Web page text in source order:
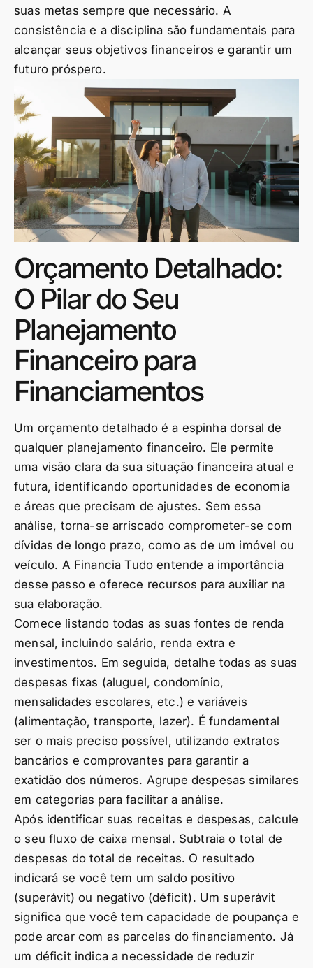
suas metas sempre que necessário. A
consistência e a disciplina são fundamentais para
alcançar seus objetivos financeiros e garantir um
futuro próspero.
Orçamento Detalhado:
O Pilar do Seu
Planejamento
Financeiro para
Financiamentos
Um orçamento detalhado é a espinha dorsal de
qualquer planejamento financeiro. Ele permite
uma visão clara da sua situação financeira atual e
futura, identificando oportunidades de economia
e áreas que precisam de ajustes. Sem essa
análise, torna-se arriscado comprometer-se com
dívidas de longo prazo, como as de um imóvel ou
veículo. A Financia Tudo entende a importância
desse passo e oferece recursos para auxiliar na
sua elaboração.
Comece listando todas as suas fontes de renda
mensal, incluindo salário, renda extra e
investimentos. Em seguida, detalhe todas as suas
despesas fixas (aluguel, condomínio,
mensalidades escolares, etc.) e variáveis
(alimentação, transporte, lazer). É fundamental
ser o mais preciso possível, utilizando extratos
bancários e comprovantes para garantir a
exatidão dos números. Agrupe despesas similares
em categorias para facilitar a análise.
Após identificar suas receitas e despesas, calcule
o seu fluxo de caixa mensal. Subtraia o total de
despesas do total de receitas. O resultado
indicará se você tem um saldo positivo
(superávit) ou negativo (déficit). Um superávit
significa que você tem capacidade de poupança e
pode arcar com as parcelas do financiamento. Já
um déficit indica a necessidade de reduzir